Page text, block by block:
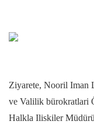
Ziyarete, Nooril Iman
ve Valilik bürokratlari
Halkla Iliskiler